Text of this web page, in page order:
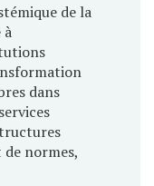
de la
à
dans
de normes,